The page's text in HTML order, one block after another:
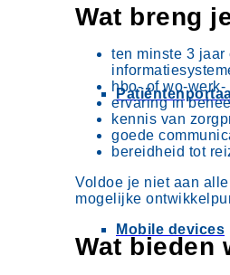
Mobile devices
Wat breng
ten minste 3
hbo- of wo-
ervaring in
kennis van
goede
bereidheid tot
Voldoe je niet aan
mogelijke
Wat bieden